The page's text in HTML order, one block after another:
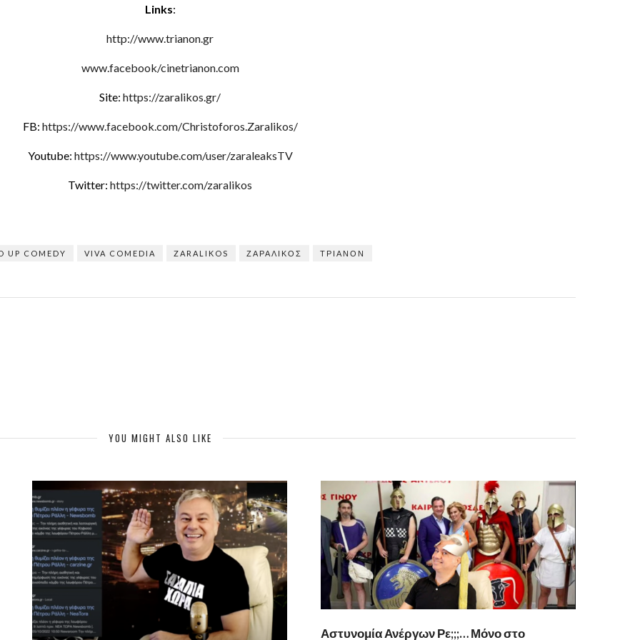
Links:
http://www.trianon.gr
www.facebook/cinetrianon.com
Site: https://zaralikos.gr/
FB: https://www.facebook.com/Christoforos.Zaralikos/
Youtube: https://www.youtube.com/user/zaraleaksTV
Twitter: https://twitter.com/zaralikos
UP COMEDY VIVA COMEDIA ZARALIKOS ΖΑΡΑΛΊΚΟΣ ΤΡΙΑΝΟΝ
YOU MIGHT ALSO LIKE
Αστυνομία Ανέργων Ρε;;;… Μόνο στο